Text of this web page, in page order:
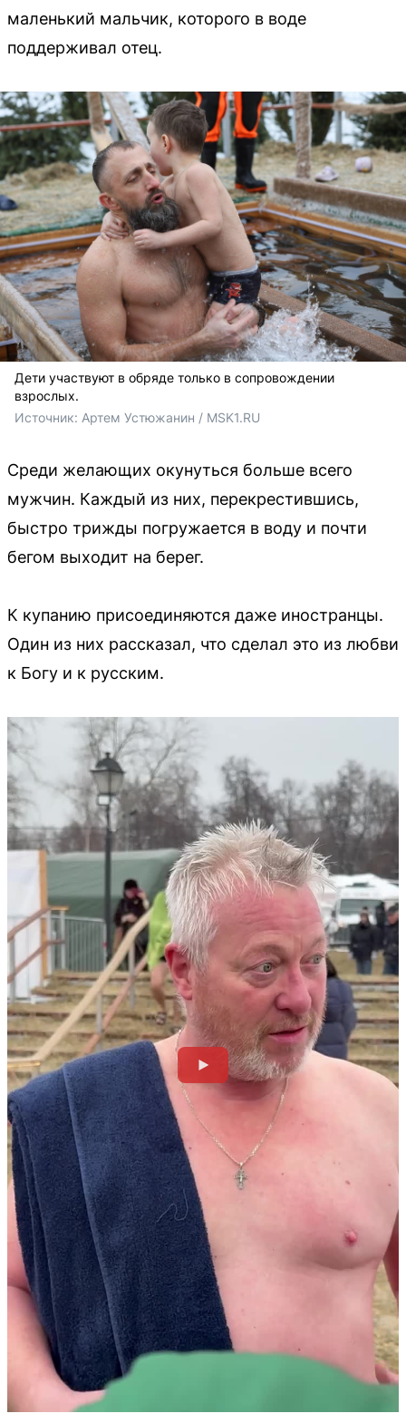
маленький мальчик, которого в воде
поддерживал отец.
Дети участвуют в обряде только в сопровождении
взрослых.
Источник: Артем Устюжанин / MSK1.RU
Среди желающих окунуться больше всего
мужчин. Каждый из них, перекрестившись,
быстро трижды погружается в воду и почти
бегом выходит на берег.
К купанию присоединяются даже иностранцы.
Один из них рассказал, что сделал это из любви
к Богу и к русским.